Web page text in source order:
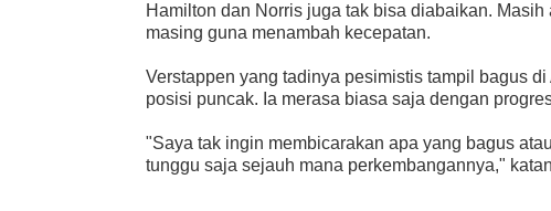
Hamilton dan Norris juga tak bisa diabaikan.
masing guna menambah kecepatan.
Verstappen yang tadinya pesimistis tampil bagus
posisi puncak. Ia merasa biasa saja dengan
"Saya tak ingin membicarakan apa yang bagus
tunggu saja sejauh mana perkembangannya,"